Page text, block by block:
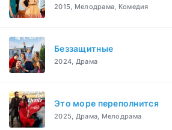
2015, Мелодрама, Комедия
Беззащитные
2024, Драма
Это море переполнится
2025, Драма, Мелодрама